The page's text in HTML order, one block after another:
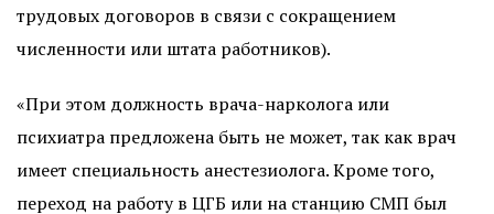
трудовых договоров в связи с сокращением
численности или штата работников).
«При этом должность врача-нарколога или
психиатра предложена быть не может, так как врач
имеет специальность анестезиолога. Кроме того,
переход на работу в ЦГБ или на станцию СМП был